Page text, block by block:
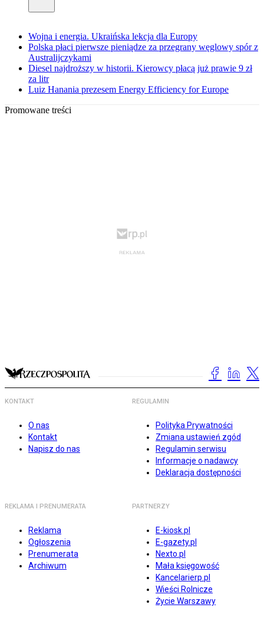
Wojna i energia. Ukraińska lekcja dla Europy
Polska płaci pierwsze pieniądze za przegrany węglowy spór z
Australijczykami
Diesel najdroższy w historii. Kierowcy płacą już prawie 9 zł
za litr
Luiz Hanania prezesem Energy Efficiency for Europe
Promowane treści
KONTAKT
O nas
Kontakt
Napisz do nas
REGULAMIN
Polityka Prywatności
Zmiana ustawień zgód
Regulamin serwisu
Informacje o nadawcy
Deklaracja dostępności
REKLAMA I PRENUMERATA
Reklama
Ogłoszenia
Prenumerata
Archiwum
PARTNERZY
E-kiosk.pl
E-gazety.pl
Nexto.pl
Mała księgowość
Kancelarierp.pl
Wieści Rolnicze
Życie Warszawy